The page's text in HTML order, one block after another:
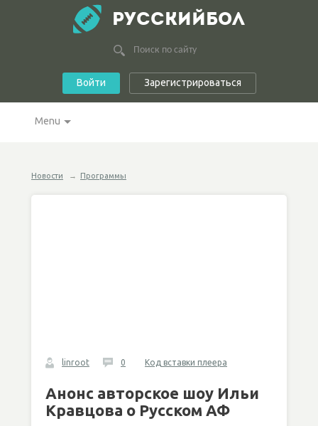
РУССКИЙБОЛ
Войти Зарегистрироваться
Menu
Новости → Программы
linroot 0 Код вставки плеера
Анонс авторское шоу Ильи
Кравцова о Русском АФ